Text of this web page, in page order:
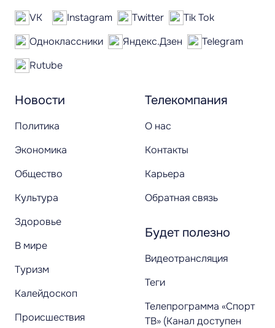
Новости
Политика
Экономика
Общество
Культура
Здоровье
В мире
Туризм
Калейдоскоп
Происшествия
Телекомпания
О нас
Контакты
Карьера
Обратная связь
Будет полезно
Видеотрансляция
Теги
Телепрограмма «Спорт
ТВ» (Канал доступен
VK Instagram Twitter
Tik Tok
Одноклассники
Яндекс.Дзен
Telegram
Rutube